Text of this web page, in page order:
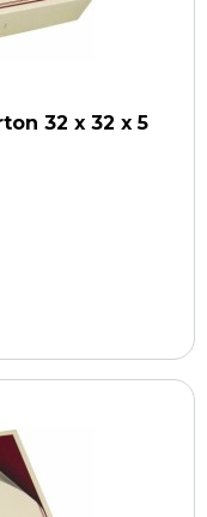
32 x 32 x 5